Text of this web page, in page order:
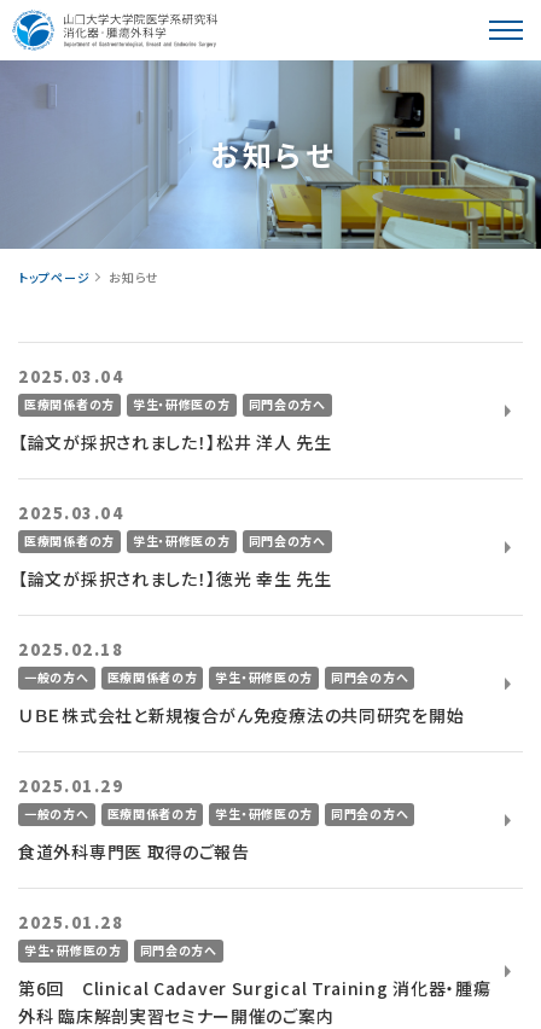
患者さんへ
学⽣・研修医の皆様へ
医療コラム
交通アクセス
お知らせ
トップページ お知らせ
2025.03.04
医療関係者の方 学生・研修医の方 同門会の方へ
【論文が採択されました！】松井 洋人 先生
2025.03.04
医療関係者の方 学生・研修医の方 同門会の方へ
【論文が採択されました！】徳光 幸生 先生
2025.02.18
一般の方へ 医療関係者の方 学生・研修医の方 同門会の方へ
ＵＢＥ株式会社と新規複合がん免疫療法の共同研究を開始
2025.01.29
一般の方へ 医療関係者の方 学生・研修医の方 同門会の方へ
食道外科専門医 取得のご報告
2025.01.28
学生・研修医の方 同門会の方へ
第6回 Clinical Cadaver Surgical Training 消化器・腫瘍
外科 臨床解剖実習セミナー開催のご案内